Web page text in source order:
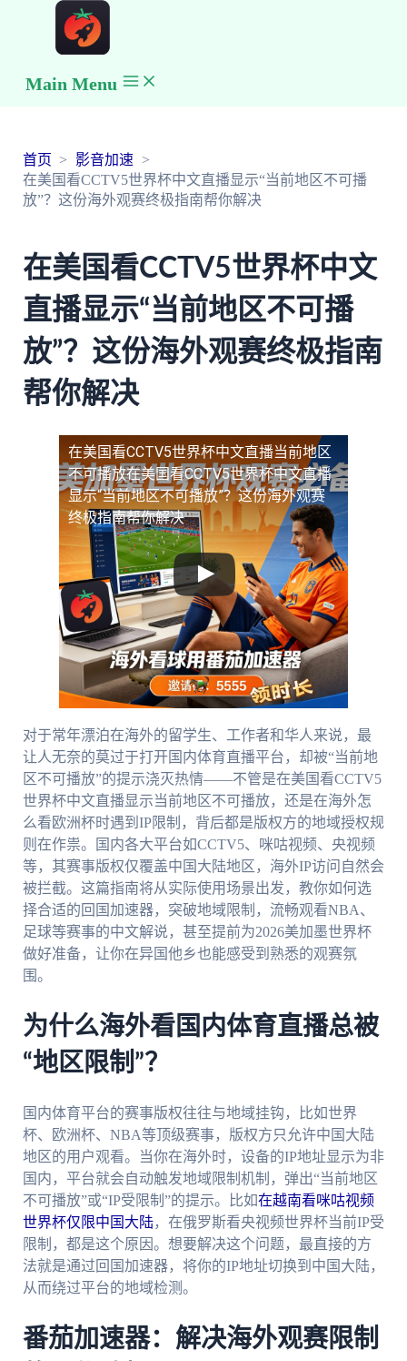
Main Menu
首页
影音加速
在美国看CCTV5世界杯中文直播显示“当前地区不可播
放”？这份海外观赛终极指南帮你解决
在美国看CCTV5世界杯中文
直播显示“当前地区不可播
放”？这份海外观赛终极指南
帮你解决
在美国看CCTV5世界杯中文直播当前地区
不可播放在美国看CCTV5世界杯中文直播
显示“当前地区不可播放”？这份海外观赛
终极指南帮你解决
对于常年漂泊在海外的留学生、工作者和华人来说，最
让人无奈的莫过于打开国内体育直播平台，却被“当前地
区不可播放”的提示浇灭热情——不管是在美国看CCTV5
世界杯中文直播显示当前地区不可播放，还是在海外怎
么看欧洲杯时遇到IP限制，背后都是版权方的地域授权规
则在作祟。国内各大平台如CCTV5、咪咕视频、央视频
等，其赛事版权仅覆盖中国大陆地区，海外IP访问自然会
被拦截。这篇指南将从实际使用场景出发，教你如何选
择合适的回国加速器，突破地域限制，流畅观看NBA、
足球等赛事的中文解说，甚至提前为2026美加墨世界杯
做好准备，让你在异国他乡也能感受到熟悉的观赛氛
围。
为什么海外看国内体育直播总被
“地区限制”？
国内体育平台的赛事版权往往与地域挂钩，比如世界
杯、欧洲杯、NBA等顶级赛事，版权方只允许中国大陆
地区的用户观看。当你在海外时，设备的IP地址显示为非
国内，平台就会自动触发地域限制机制，弹出“当前地区
不可播放”或“IP受限制”的提示。比如在越南看咪咕视频
世界杯仅限中国大陆，在俄罗斯看央视频世界杯当前IP受
限制，都是这个原因。想要解决这个问题，最直接的方
法就是通过回国加速器，将你的IP地址切换到中国大陆，
从而绕过平台的地域检测。
番茄加速器：解决海外观赛限制